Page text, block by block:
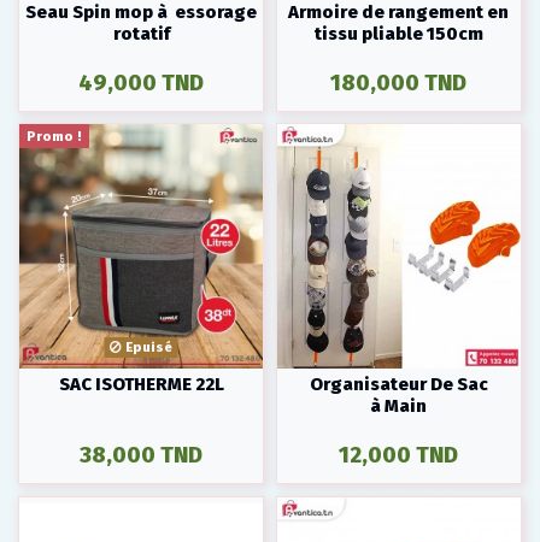
Seau Spin mop à essorage
rotatif
49,000 TND
Armoire de rangement en
tissu pliable 150cm
180,000 TND
Promo !
Epuisé
SAC ISOTHERME 22L
38,000 TND
Organisateur De Sac
à Main
12,000 TND